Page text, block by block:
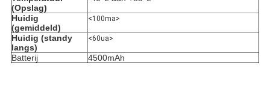
(Opslag)
Huidig
(gemiddeld)
<100ma>
Huidig (standy
langs)
<60ua>
Batterij 4500mAh